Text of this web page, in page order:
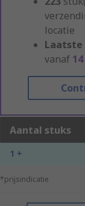
locatie
Laatste
vanaf
Aantal stuks
1 +
*prijsindicatie